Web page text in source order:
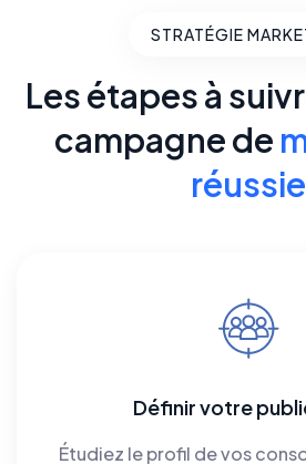
STRATÉGIE
Les étapes à
campagne de
réussie
Définir votre
Étudiez le profil de vos